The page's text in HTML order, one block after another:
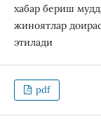
хабар бериш
жиноятлар
этилади
pdf